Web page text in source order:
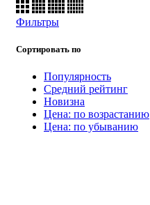
Фильтры
Сортировать по
Популярность
Средний рейтинг
Новизна
Цена: по возрастанию
Цена: по убыванию